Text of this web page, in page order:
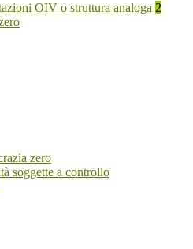
OIV o struttura analoga 2
zero
soggette a controllo